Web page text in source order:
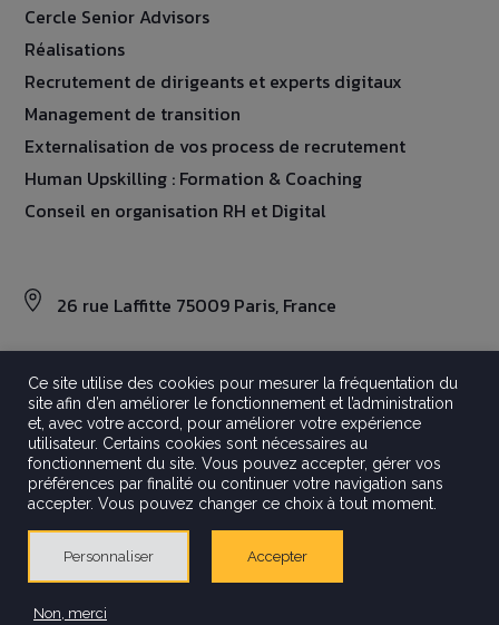
Cercle Senior Advisors
Réalisations
Recrutement de dirigeants et experts digitaux
Management de transition
Externalisation de vos process de recrutement
Human Upskilling : Formation & Coaching
Conseil en organisation RH et Digital
26 rue Laffitte 75009 Paris, France
©2026 Aravati
Tout droits réservés
Mentions légales
Politique de confidentialité
Crédits
Ce site utilise des cookies pour mesurer la fréquentation du
site afin d’en améliorer le fonctionnement et l’administration
et, avec votre accord, pour améliorer votre expérience
utilisateur. Certains cookies sont nécessaires au
fonctionnement du site. Vous pouvez accepter, gérer vos
préférences par finalité ou continuer votre navigation sans
accepter. Vous pouvez changer ce choix à tout moment.
Personnaliser Accepter
Non, merci